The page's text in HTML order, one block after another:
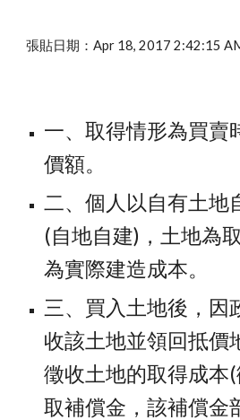
張貼日期：Apr 18, 2017 2:42:15
一、取得情形為買賣
價額。
二、個人以自有土地
(自地自建)，土地為
為實際建造成本。
三、買入土地後，因
收該土地並領回抵價
徵收土地的取得成本
取補償金，該補償金